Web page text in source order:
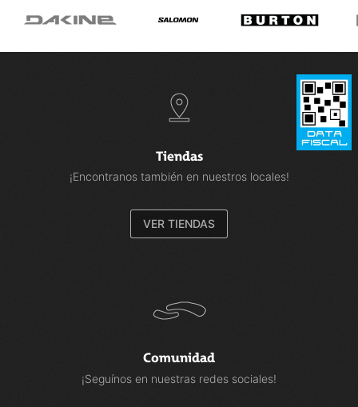
Tiendas
¡Encontranos también en nuestros locales!
VER TIENDAS
Comunidad
¡Seguínos en nuestras redes sociales!